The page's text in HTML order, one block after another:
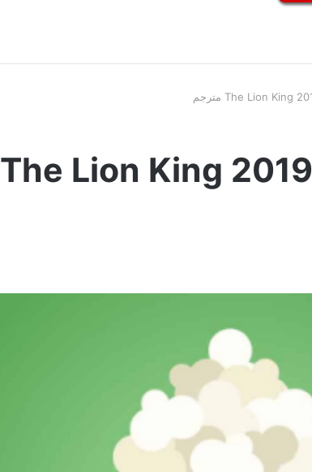
مشاهدة فيلم The Lion King 2019